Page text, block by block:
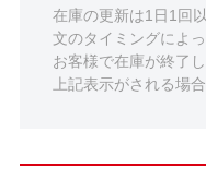
在庫の更新は1日1回
文のタイミングによ
お客様で在庫が終了
上記表示がされる場